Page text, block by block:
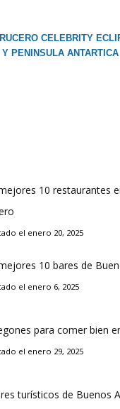
CELEBRITY
PENINSULA ANTARTICA
10 restaurantes
el enero 20, 2025
10 bares de
el enero 6, 2025
para comer bien
el enero 29, 2025
turísticos de Buenos